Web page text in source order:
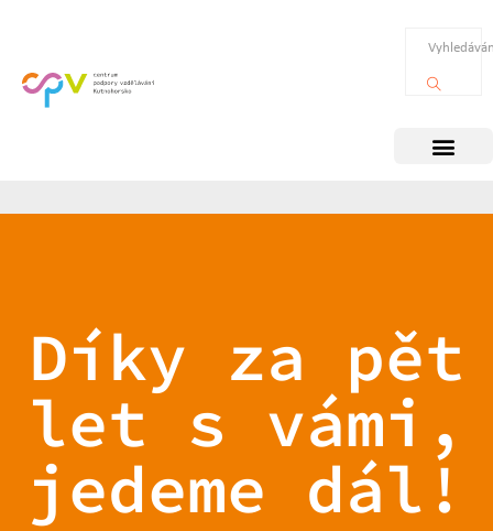
Díky za pět
let s vámi,
jedeme dál!